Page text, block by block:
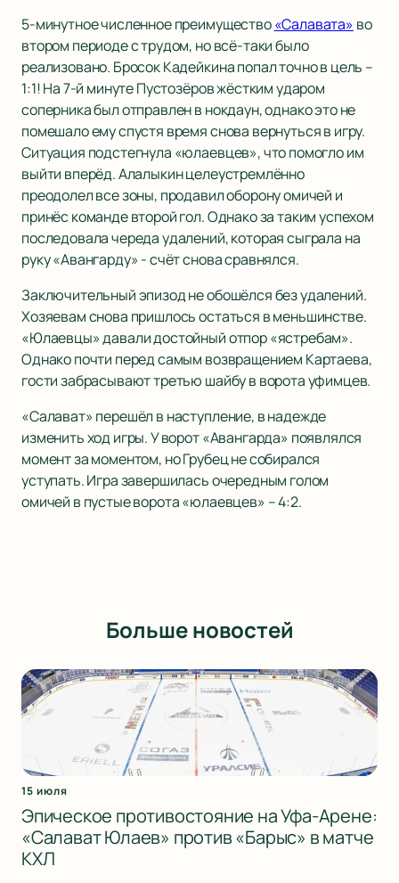
5-минутное численное преимущество«Салавата» во
втором периоде с трудом, но всё-таки было
реализовано. Бросок Кадейкина попал точно в цель –
1:1! На 7-й минуте Пустозёров жёстким ударом
соперника был отправлен в нокдаун, однако это не
помешало ему спустя время снова вернуться в игру.
Ситуация подстегнула «юлаевцев», что помогло им
выйти вперёд. Алалыкин целеустремлённо
преодолел все зоны, продавил оборону омичей и
принёс команде второй гол. Однако за таким успехом
последовала череда удалений, которая сыграла на
руку «Авангарду» - счёт снова сравнялся.
Заключительный эпизод не обошёлся без удалений.
Хозяевам снова пришлось остаться в меньшинстве.
«Юлаевцы» давали достойный отпор «ястребам».
Однако почти перед самым возвращением Картаева,
гости забрасывают третью шайбу в ворота уфимцев.
«Салават» перешёл в наступление, в надежде
изменить ход игры. У ворот «Авангарда» появлялся
момент за моментом, но Грубец не собирался
уступать. Игра завершилась очередным голом
омичей в пустые ворота «юлаевцев» – 4:2.
Больше новостей
15 июля
Эпическое противостояние на Уфа-Арене:
«Салават Юлаев» против «Барыс» в матче
КХЛ